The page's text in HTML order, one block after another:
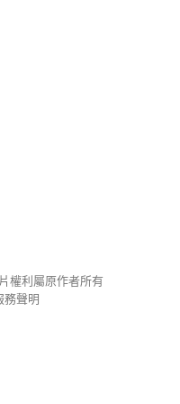
權利屬原作者所有
務聲明